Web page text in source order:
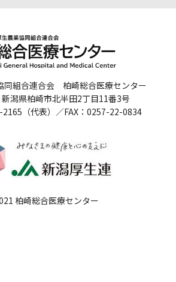
へ
する基本方針
同組合連合会 柏崎総合医療センター
潟県柏崎市北半田2丁目11番3号
（代表）／FAX：0257-22-0834
柏崎総合医療センター